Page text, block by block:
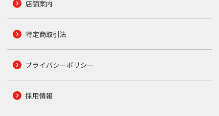
店舗案内
特定商取引法
プライバシーポリシー
採用情報